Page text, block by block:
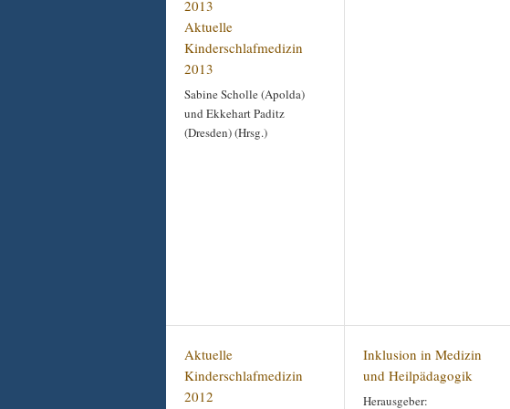
Aktuelle
Kinderschlafmedizin
2013
Sabine Scholle (Apolda)
und Ekkehart Paditz
(Dresden) (Hrsg.)
Aktuelle
Kinderschlafmedizin
2012
Inklusion in Medizin
und Heilpädagogik
Herausgeber: